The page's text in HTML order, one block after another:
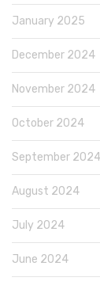
January 2025
December 2024
November 2024
October 2024
September 2024
August 2024
July 2024
June 2024